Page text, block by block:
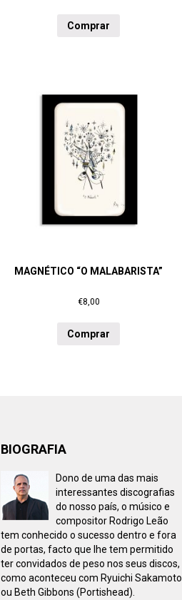
Comprar
MAGNÉTICO “O MALABARISTA”
€8,00
Comprar
BIOGRAFIA
Dono de uma das mais
interessantes discografias
do nosso país, o músico e
compositor Rodrigo Leão
tem conhecido o sucesso dentro e fora
de portas, facto que lhe tem permitido
ter convidados de peso nos seus discos,
como aconteceu com Ryuichi Sakamoto
ou Beth Gibbons (Portishead).